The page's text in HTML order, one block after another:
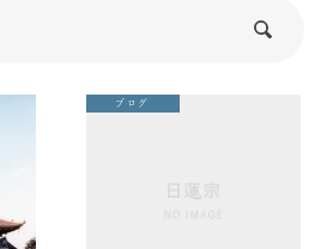
ブログ